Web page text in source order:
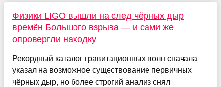
Физики LIGO вышли на след чёрных дыр
времён Большого взрыва — и сами же
опровергли находку
Рекордный каталог гравитационных волн сначала
указал на возможное существование первичных
чёрных дыр, но более строгий анализ снял